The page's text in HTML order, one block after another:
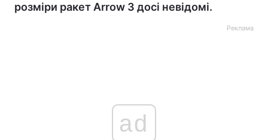
розміри ракет Arrow 3 досі невідомі.
Реклама
ad